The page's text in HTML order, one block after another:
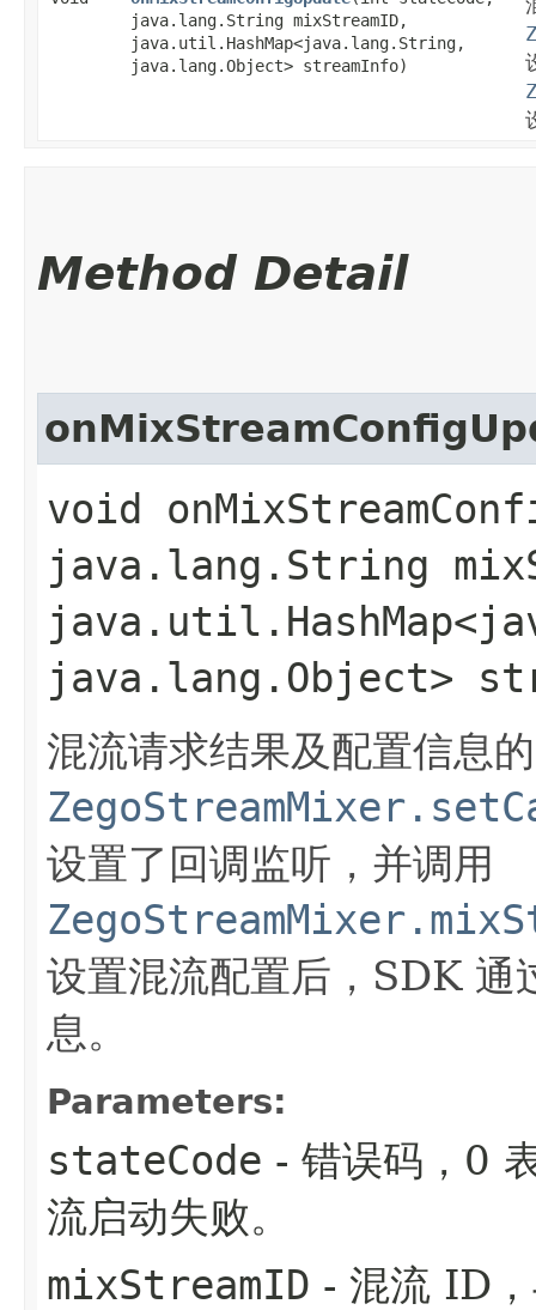
java.lang.String mixStreamID,
java.util.HashMap<java.lang.String,​
java.lang.Object> streamInfo)
Method Detail
void
java.lang.String
java.lang.Object>
混流请求结果及配置信息
设置了回调监听，并调用
设置混流配置后，SDK
息。
Parameters:
stateCode - 错误码，0
流启动失败。
mixStreamID - 混流 ID